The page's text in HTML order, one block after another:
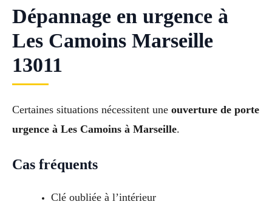
Dépannage en urgence à
Les Camoins Marseille
13011
Certaines situations nécessitent une ouverture de porte
urgence à Les Camoins à Marseille.
Cas fréquents
Clé oubliée à l’intérieur